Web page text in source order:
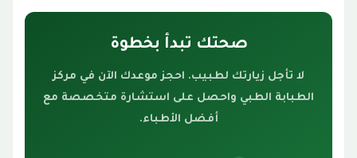
صحتك تبدأ بخطوة
لا تأجل زيارتك لطبيب. احجز موعدك الآن في مركز
الطبابة الطبي واحصل على استشارة متخصصة مع
أفضل الأطباء.